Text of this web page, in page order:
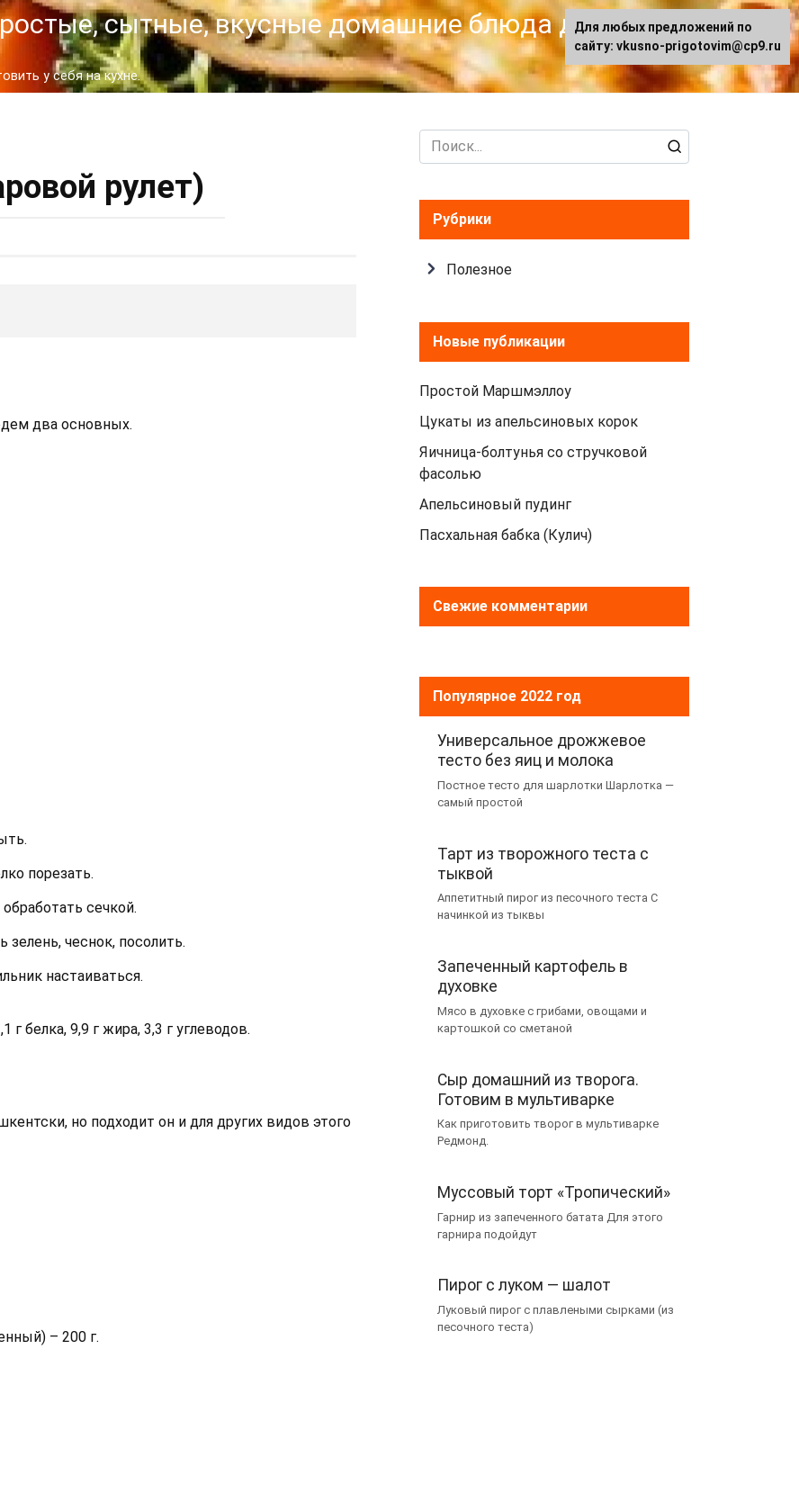
сытные, вкусные домашние блюда для
у себя на кухне.
рулет)
два основных.
порезать.
сечкой.
чеснок, посолить.
настаиваться.
г белка, 9,9 г жира, 3,3 г углеводов.
но подходит он и для других видов этого
– 200 г.
Search
for:
Рубрики
Полезное
Новые публикации
Простой Маршмэллоу
Цукаты из апельсиновых корок
Яичница-болтунья со стручковой
фасолью
Апельсиновый пудинг
Пасхальная бабка (Кулич)
Свежие комментарии
Популярное 2022 год
Универсальное дрожжевое
тесто без яиц и молока
Постное тесто для шарлотки Шарлотка —
самый простой
Тарт из творожного теста с
тыквой
Аппетитный пирог из песочного теста С
начинкой из тыквы
Запеченный картофель в
духовке
Мясо в духовке с грибами, овощами и
картошкой со сметаной
Сыр домашний из творога.
Готовим в мультиварке
Как приготовить творог в мультиварке
Редмонд.
Муссовый торт «Тропический»
Гарнир из запеченного батата Для этого
гарнира подойдут
Пирог с луком — шалот
Луковый пирог с плавлеными сырками (из
песочного теста)
Для любых предложений по
сайту: vkusno-prigotovim@cp9.ru